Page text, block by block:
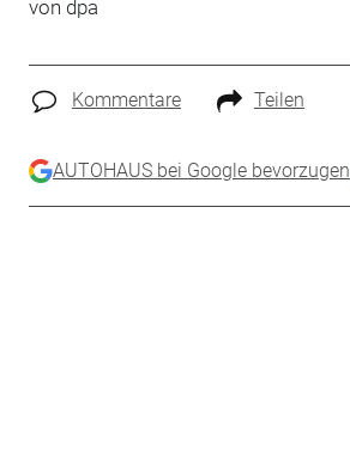
von dpa
Kommentare Teilen
AUTOHAUS bei Google bevorzugen